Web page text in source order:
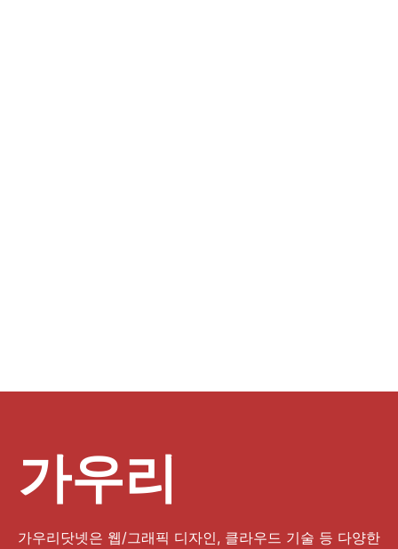
가우리
가우리닷넷은 웹/그래픽 디자인, 클라우드 기술 등 다양한